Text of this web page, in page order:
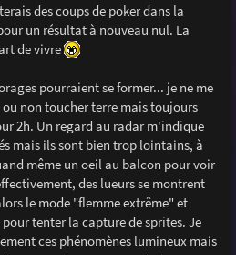
des coups de poker dans la
un résultat à nouveau nul. La
de vivre
pourraient se former... je ne me
non toucher terre mais toujours
2h. Un regard au radar m'indique
mais ils sont bien trop lointains, à
même un oeil au balcon pour voir
des lueurs se montrent
le mode "flemme extrême" et
tenter la capture de sprites. Je
ces phénomènes lumineux mais